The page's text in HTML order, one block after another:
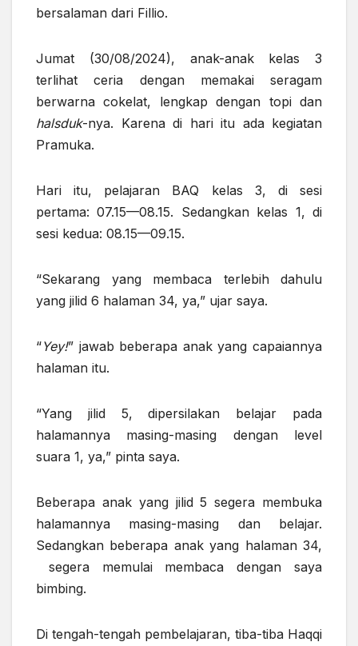
bersalaman dari Fillio.
Jumat (30/08/2024), anak-anak kelas 3
terlihat ceria dengan memakai seragam
berwarna cokelat, lengkap dengan topi dan
halsduk-nya. Karena di hari itu ada kegiatan
Pramuka.
Hari itu, pelajaran BAQ kelas 3, di sesi
pertama: 07.15—08.15. Sedangkan kelas 1, di
sesi kedua: 08.15—09.15.
“Sekarang yang membaca terlebih dahulu
yang jilid 6 halaman 34, ya,” ujar saya.
“Yey!” jawab beberapa anak yang capaiannya
halaman itu.
“Yang jilid 5, dipersilakan belajar pada
halamannya masing-masing dengan level
suara 1, ya,” pinta saya.
Beberapa anak yang jilid 5 segera membuka
halamannya masing-masing dan belajar.
Sedangkan beberapa anak yang halaman 34,
segera memulai membaca dengan saya
bimbing.
Di tengah-tengah pembelajaran, tiba-tiba Haqqi